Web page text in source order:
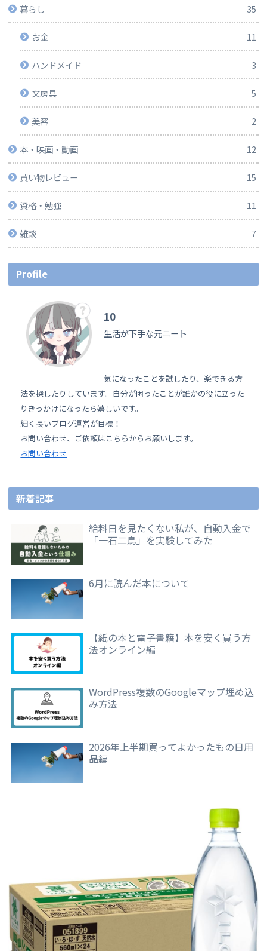
暮らし 35
お金 11
ハンドメイド 3
文房具 5
美容 2
本・映画・動画 12
買い物レビュー 15
資格・勉強 11
雑談 7
Profile
10
生活が下手な元ニート
気になったことを試したり、楽できる方
法を探したりしています。自分が困ったことが誰かの役に立った
りきっかけになったら嬉しいです。
細く長いブログ運営が目標！
お問い合わせ、ご依頼はこちらからお願いします。
お問い合わせ
新着記事
給料日を見たくない私が、自動入金で
「一石二鳥」を実験してみた
6月に読んだ本について
【紙の本と電子書籍】本を安く買う方
法オンライン編
WordPress複数のGoogleマップ埋め込
み方法
2026年上半期買ってよかったもの日用
品編